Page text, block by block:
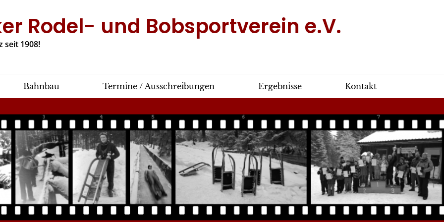
Rodel- und Bobsportverein e.V.
seit 1908!
Bahnbau Termine / Ausschreibungen Ergebnisse Kontakt